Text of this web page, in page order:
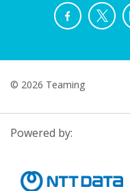
© 2026 Teaming
Powered by: